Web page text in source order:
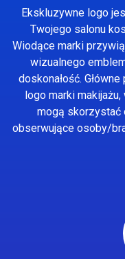
Ekskluzywne logo
Twojego salonu
Wiodące marki
wizualnego
doskonałość.
logo marki
mogą skorzystać
obserwujące osoby/